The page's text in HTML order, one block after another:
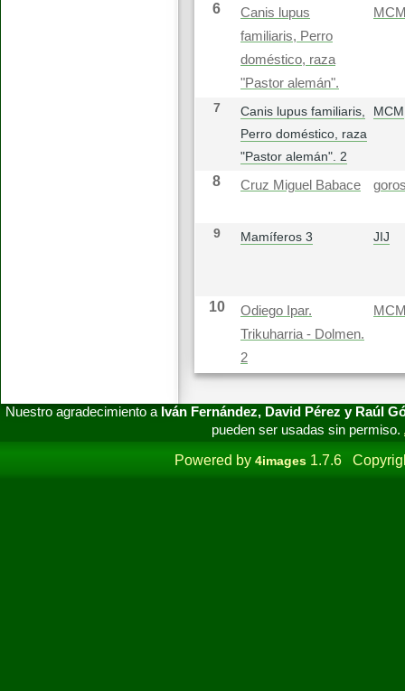
6
Canis lupus
familiaris, Perro
doméstico, raza
"Pastor alemán".
7
Canis lupus familiaris,
Perro doméstico, raza
"Pastor alemán". 2
MCM
8 Cruz Miguel Babace
9 Mamíferos 3 JIJ
10
Odiego Ipar.
Trikuharria - Dolmen.
2
Nuestro agradecimiento a Iván Fernández, David Pérez y Raúl
pueden ser usadas sin permiso.
Powered by 4images 1.7.6